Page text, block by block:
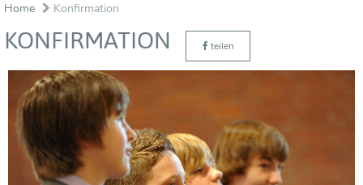
Home Konfirmation
KONFIRMATION teilen